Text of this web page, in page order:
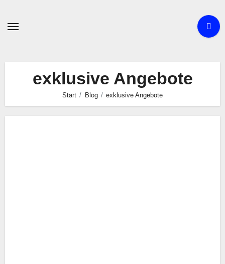
exklusive Angebote
Start Blog exklusive Angebote